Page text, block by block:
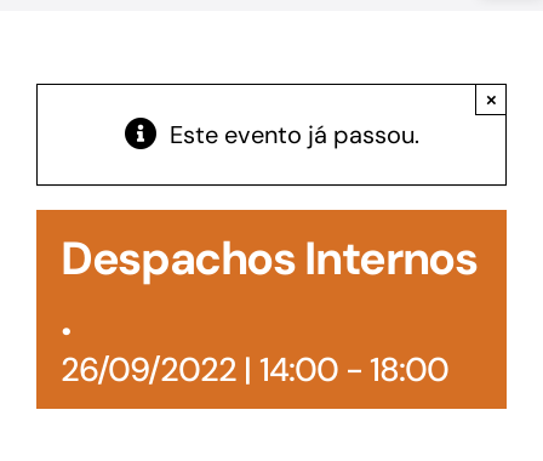
Acesso à Informação
Este evento já passou.
×
Despachos Internos
.
26/09/2022 | 14:00- 18:00